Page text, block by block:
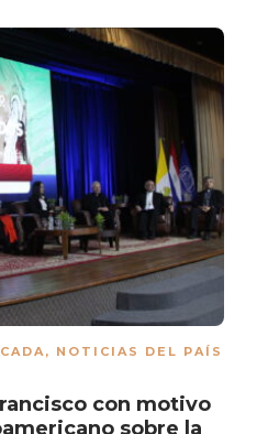
, NOTICIAS DEL PAÍS
con motivo
sobre la